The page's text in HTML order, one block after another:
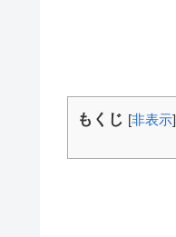
もくじ [非表示]